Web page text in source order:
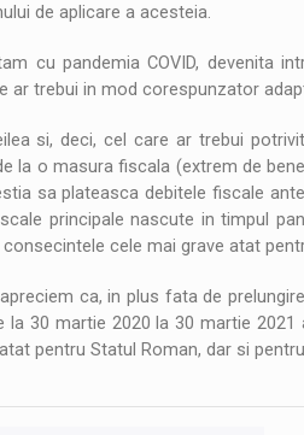
de aplicare a acesteia.
cu pandemia COVID, devenita
ar trebui in mod corespunzator
si, deci, cel care ar trebui
la o masura fiscala (extrem de
sa plateasca debitele fiscale
principale nascute in timpul
cele mai grave atat
ca, in plus fata de
la 30 martie 2020 la 30 martie
pentru Statul Roman, dar si